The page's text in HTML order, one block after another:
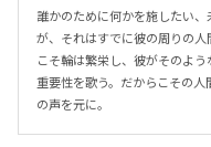
誰かのために何かを施したい
が、それはすでに彼の周りの
こそ輪は繁栄し、彼がそのよ
重要性を歌う。だからこその人
の声を元に。